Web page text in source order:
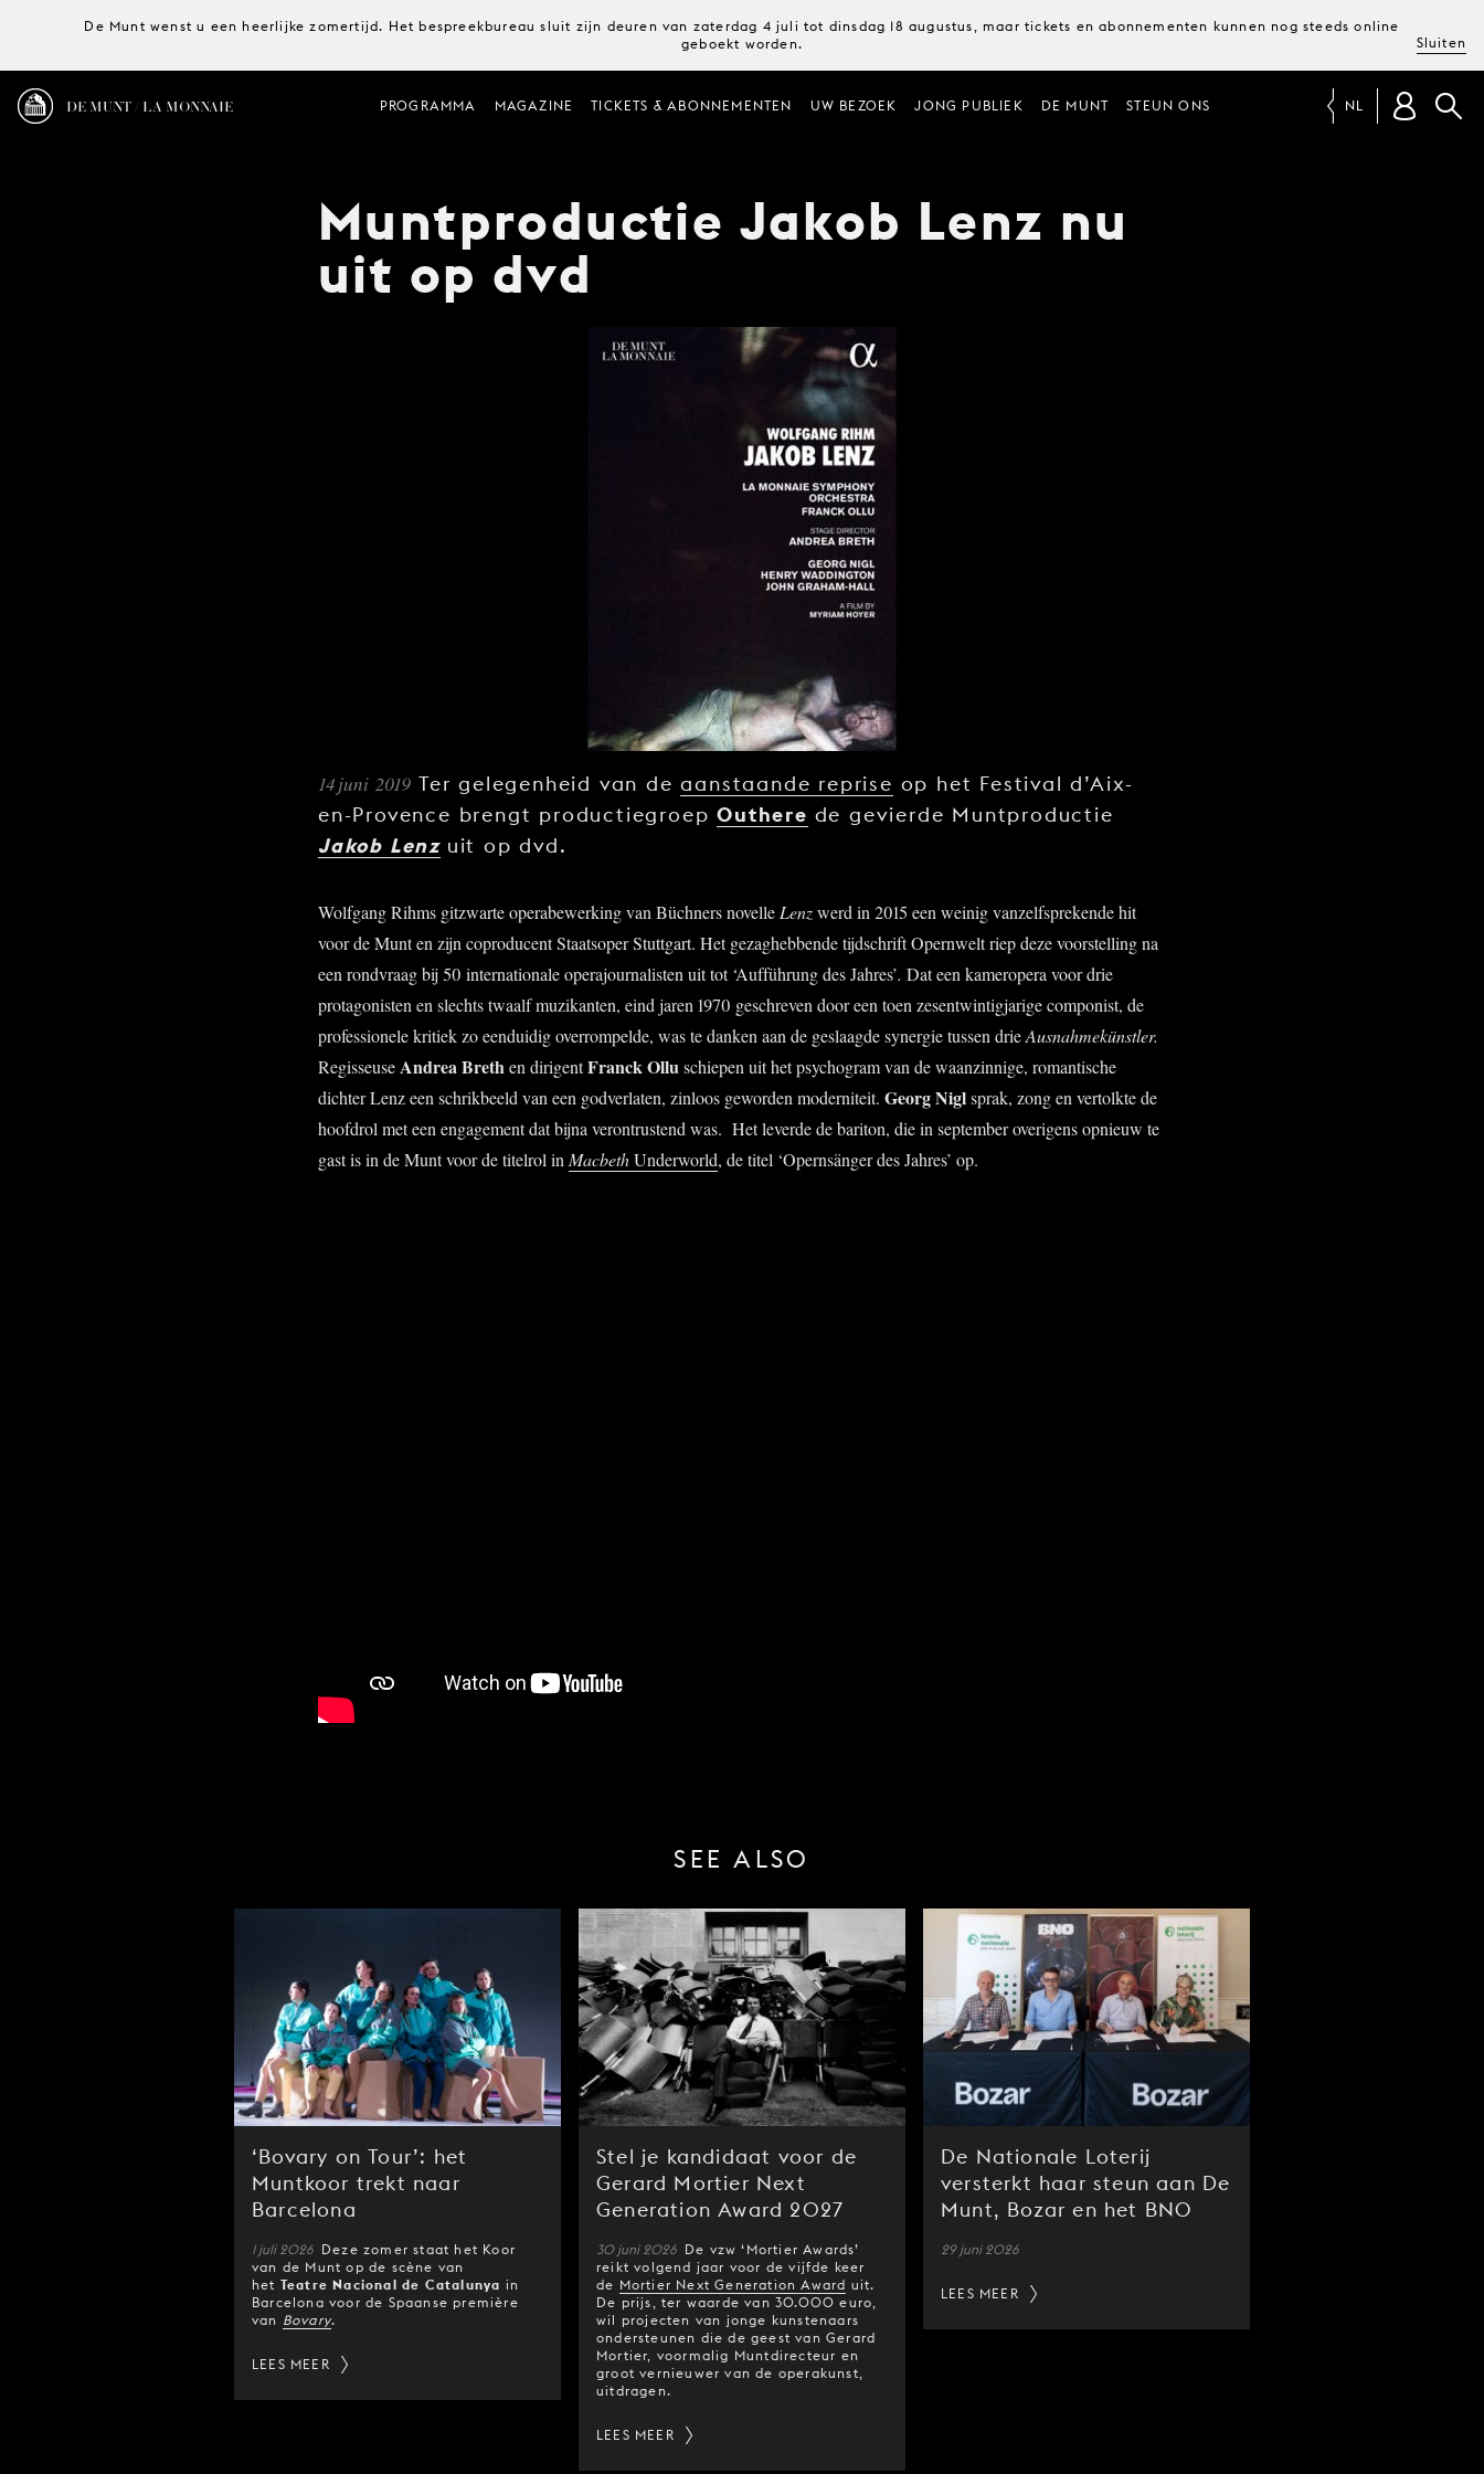
De Munt wenst u een heerlijke zomertijd. Het bespreekbureau sluit zijn deuren van zaterdag 4 juli tot dinsdag 18 augustus, maar tickets en abonnementen kunnen nog steeds online
geboekt worden.
Sluiten
DE MUNT / LA MONNAIE PROGRAMMA MAGAZINE TICKETS & ABONNEMENTEN UW BEZOEK JONG PUBLIEK DE MUNT STEUN ONS NL
Muntproductie Jakob Lenz nu
uit op dvd
14 juni 2019 Ter gelegenheid van deaanstaande reprise op het Festival d’Aix-
en-Provence brengt productiegroepOuthere de gevierde Muntproductie
Jakob Lenz uit op dvd.
Wolfgang Rihms gitzwarte operabewerking van Büchners novelle Lenzwerd in 2015 een weinig vanzelfsprekende hit
voor de Munt en zijn coproducent Staatsoper Stuttgart. Het gezaghebbende tijdschrift Opernweltriep deze voorstelling na
een rondvraag bij 50 internationale operajournal­isten uit tot ‘Aufführung des Jahres’. Dat een kameropera voor drie
protagonisten en slechts twaalf muzikanten, eind jaren 1970 geschreven door een toen zesentwin­tigjarige componist, de
professionele kritiek zo eenduidig overrompelde, was te danken aan de geslaagde synergie tussen drieAusnahmekünstler.
RegisseuseAndrea Brethen dirigentFranck Olluschiepen uit het psychogram van de waanzinnige, romantische
dichter Lenz een schrikbeeld van een godverlaten, zinloos geworden moderni­teit. Georg Niglsprak, zong en vertolkte de
hoofdrol met een engagement dat bijna verontrustend was. Het leverde de bariton, die in september overigens opnieuw te
gast is in de Munt voor de titelrol in MacbethUnderworld, de titel ‘Opernsänger des Jahres’ op.
SEE ALSO
‘Bovary on Tour’: het
Muntkoor trekt naar
Barcelona
1 juli 2026 Deze zomer staat het Koor
van de Munt op de scène van
het Teatre Nacional de Catalunya in
Barcelona voor de Spaanse première
van Bovary.
LEES MEER
Stel je kandidaat voor de
Gerard Mortier Next
Generation Award 2027
30 juni 2026 De vzw ‘Mortier Awards’
reikt volgend jaar voor de vijfde keer
de Mortier Next Generation Award uit.
De prijs, ter waarde van 30.000 euro,
wil projecten van jonge kunstenaars
ondersteunen die de geest van Gerard
Mortier, voormalig Muntdirecteur en
groot vernieuwer van de operakunst,
uitdragen.
LEES MEER
De Nationale Loterij
versterkt haar steun aan De
Munt, Bozar en het BNO
29 juni 2026
LEES MEER